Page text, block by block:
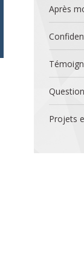
Après
Projets